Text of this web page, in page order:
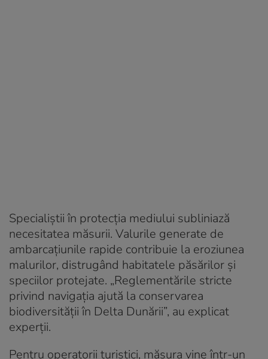
Specialiștii în protecția mediului subliniază
necesitatea măsurii. Valurile generate de
ambarcațiunile rapide contribuie la eroziunea
malurilor, distrugând habitatele păsărilor și
speciilor protejate. „Reglementările stricte
privind navigația ajută la conservarea
biodiversității în Delta Dunării”, au explicat
experții.
Pentru operatorii turistici, măsura vine într-un